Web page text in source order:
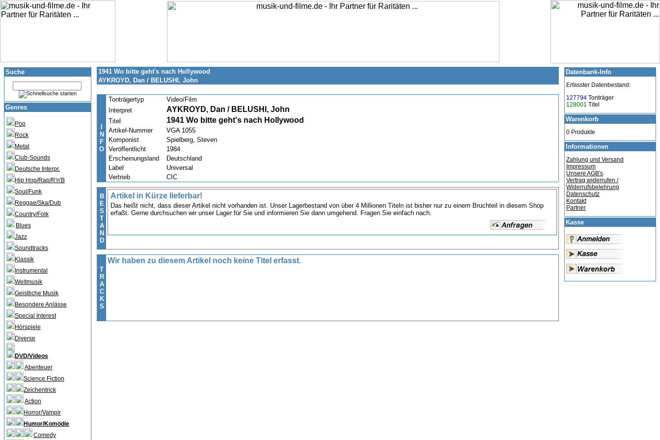
Suche
Genres
Pop
Rock
Metal
Club-Sounds
Deutsche Interpr.
Hip Hop/Rap/R'n'B
Soul/Funk
Reggae/Ska/Dub
Country/Folk
Blues
Jazz
Soundtracks
Klassik
Instrumental
Weltmusik
Geistliche Musik
Besondere Anlässe
Special Interest
Hörspiele
Diverse
DVD/Videos
Abenteuer
Science Fiction
Zeichentrick
Action
Horror/Vampir
Humor/Komödie
Comedy
1941 Wo bitte geht's nach Hollywood
AYKROYD, Dan / BELUSHI, John
N
F
O
Tonträgertyp
Video/Film
Interpret
AYKROYD, Dan / BELUSHI, John
Titel 1941 Wo bitte geht's nach Hollywood
Artikel-Nummer
VGA 1055
Komponist
Spielberg, Steven
Veröffentlicht
1984
Erscheinungsland
Deutschland
Label
Universal
Vertrieb
CIC
B
E
S
T
A
N
D
Artikel in Kürze lieferbar!
Das heißt nicht, dass dieser Artikel nicht vorhanden ist. Unser Lagerbestand von über 4 Millionen Titeln ist bisher nur zu einem Bruchteil in diesem Shop
erfaßt. Gerne durchsuchen wir unser Lager für Sie und informieren Sie dann umgehend. Fragen Sie einfach nach.
T
R
A
C
K
S
Wir haben zu diesem Artikel noch keine Titel erfasst.
Datenbank-Info
Erfasster Datenbestand:
127794 Tonträger
128001 Titel
Warenkorb
0 Produkte
Informationen
Zahlung und Versand
Impressum
Unsere AGB's
Vertrag widerrufen /
Widerrufsbelehrung
Datenschutz
Kontakt
Partner
Kasse